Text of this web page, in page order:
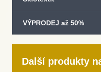
VÝPRODEJ až 50%
Další produkty